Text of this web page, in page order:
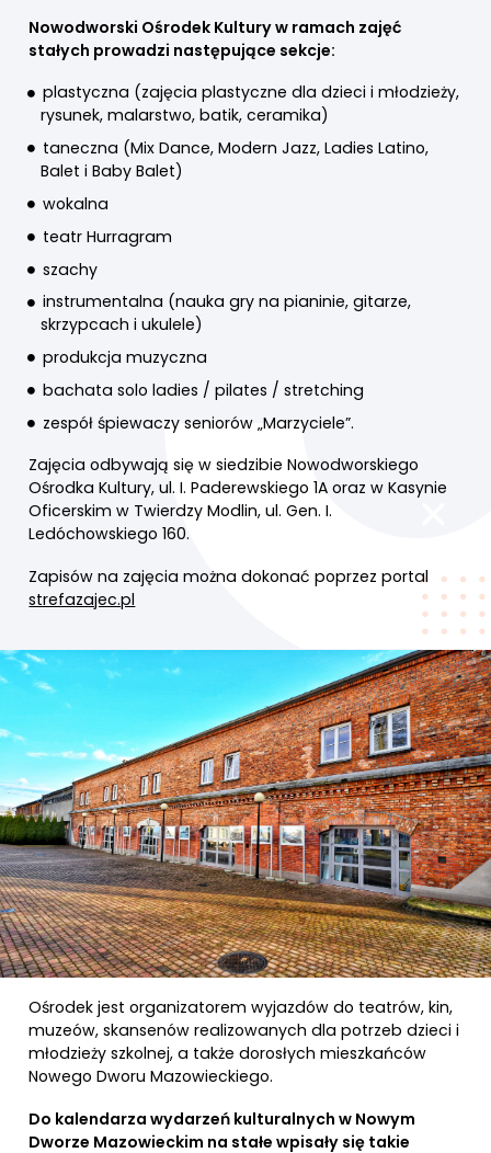
Nowodworski Ośrodek Kultury w ramach zajęć
stałych prowadzi następujące sekcje:
plastyczna (zajęcia plastyczne dla dzieci i młodzieży,
rysunek, malarstwo, batik, ceramika)
taneczna (Mix Dance, Modern Jazz, Ladies Latino,
Balet i Baby Balet)
wokalna
teatr Hurragram
szachy
instrumentalna (nauka gry na pianinie, gitarze,
skrzypcach i ukulele)
produkcja muzyczna
bachata solo ladies / pilates / stretching
zespół śpiewaczy seniorów „Marzyciele”.
Zajęcia odbywają się w siedzibie Nowodworskiego
Ośrodka Kultury, ul. I. Paderewskiego 1A oraz w Kasynie
Oficerskim w Twierdzy Modlin, ul. Gen. I.
Ledóchowskiego 160.
Zapisów na zajęcia można dokonać poprzez portal
strefazajec.pl
Ośrodek jest organizatorem wyjazdów do teatrów, kin,
muzeów, skansenów realizowanych dla potrzeb dzieci i
młodzieży szkolnej, a także dorosłych mieszkańców
Nowego Dworu Mazowieckiego.
Do kalendarza wydarzeń kulturalnych w Nowym
Dworze Mazowieckim na stałe wpisały się takie